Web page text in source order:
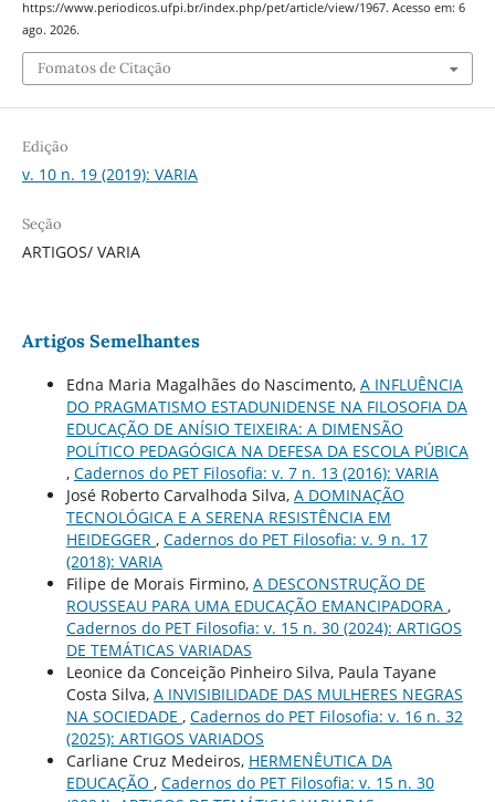
https://www.periodicos.ufpi.br/index.php/pet/article/view/1967. Acesso em: 6
ago. 2026.
Fomatos de Citação
Edição
v. 10 n. 19 (2019): VARIA
Seção
ARTIGOS/ VARIA
Artigos Semelhantes
Edna Maria Magalhães do Nascimento, A INFLUÊNCIA
DO PRAGMATISMO ESTADUNIDENSE NA FILOSOFIA DA
EDUCAÇÃO DE ANÍSIO TEIXEIRA: A DIMENSÃO
POLÍTICO PEDAGÓGICA NA DEFESA DA ESCOLA PÚBICA
, Cadernos do PET Filosofia: v. 7 n. 13 (2016): VARIA
José Roberto Carvalhoda Silva, A DOMINAÇÃO
TECNOLÓGICA E A SERENA RESISTÊNCIA EM
HEIDEGGER , Cadernos do PET Filosofia: v. 9 n. 17
(2018): VARIA
Filipe de Morais Firmino, A DESCONSTRUÇÃO DE
ROUSSEAU PARA UMA EDUCAÇÃO EMANCIPADORA ,
Cadernos do PET Filosofia: v. 15 n. 30 (2024): ARTIGOS
DE TEMÁTICAS VARIADAS
Leonice da Conceição Pinheiro Silva, Paula Tayane
Costa Silva, A INVISIBILIDADE DAS MULHERES NEGRAS
NA SOCIEDADE , Cadernos do PET Filosofia: v. 16 n. 32
(2025): ARTIGOS VARIADOS
Carliane Cruz Medeiros, HERMENÊUTICA DA
EDUCAÇÃO , Cadernos do PET Filosofia: v. 15 n. 30